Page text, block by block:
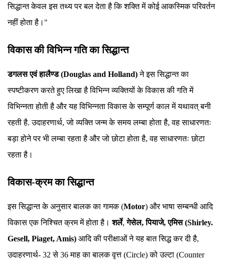
सिद्धान्त केवल इस तथ्य पर बल देता है कि शक्ति में कोई आकस्मिक परिवर्तन
नहीं होता है।"
विकास की विभिन्न गति का सिद्धान्त
डगलस एवं हालैण्ड (Douglas and Holland)ने इस सिद्धान्त का
स्पष्टीकरण करते हुए लिखा है विभिन्न व्यक्तियों के विकास की गति में
विभिन्नता होती है और यह विभिन्नता विकास के सम्पूर्ण काल में यथावत् बनी
रहती है. उदाहरणार्थ, जो व्यक्ति जन्म के समय लम्बा होता है, वह साधारणतः
बड़ा होने पर भी लम्बा रहता है और जो छोटा होता है, वह साधारणतः छोटा
रहता है।
विकास-क्रम का सिद्धान्त
इस सिद्धान्त के अनुसार बालक का गामक (Motor) और भाषा सम्बन्धी आदि
विकास एक निश्चित क्रम में होता है।शर्ले,गेसेल, पियाजे, एमिस (Shirley.
Gesell, Piaget, Amis) आदि की परीक्षाओं ने यह बात सिद्ध कर दी है,
उदाहरणार्थ- 32 से 36 माह का बालक वृत्त (Circle) को उल्टा (Counter